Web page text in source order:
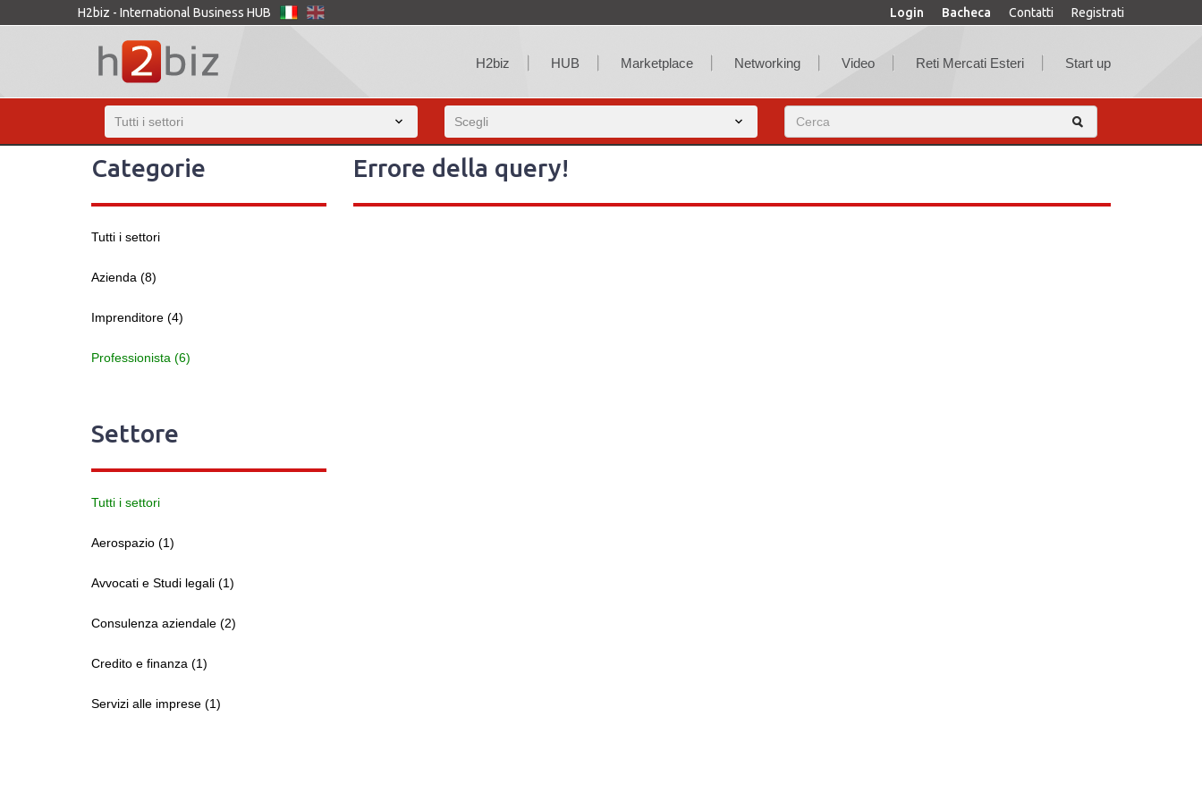
H2biz - International Business HUB Login Bacheca Contatti Registrati
H2biz HUB Marketplace Networking Video Reti Mercati Esteri Start up
Categorie
Tutti i settori
Azienda (8)
Imprenditore (4)
Professionista (6)
Settore
Tutti i settori
Aerospazio (1)
Avvocati e Studi legali (1)
Consulenza aziendale (2)
Credito e finanza (1)
Servizi alle imprese (1)
Errore della query!